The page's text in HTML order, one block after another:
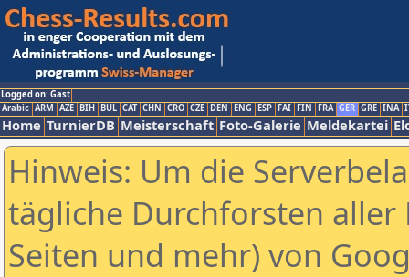
Logged on: Gast
Arabic ARM AZE BIH BUL CAT CHN CRO CZE DEN ENG ESP FAI FIN FRA GER GRE INA
Home TurnierDB Meisterschaft Foto-Galerie Meldekartei
Hinweis: Um die
tägliche Durchforsten aller
Seiten und mehr) von